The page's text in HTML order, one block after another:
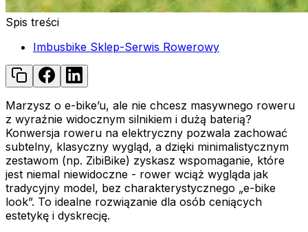
Spis treści
Imbusbike Sklep-Serwis Rowerowy
Marzysz o e-bike’u, ale nie chcesz masywnego roweru
z wyraźnie widocznym silnikiem i dużą baterią?
Konwersja roweru na elektryczny pozwala zachować
subtelny, klasyczny wygląd, a dzięki minimalistycznym
zestawom (np. ZibiBike) zyskasz wspomaganie, które
jest niemal niewidoczne - rower wciąż wygląda jak
tradycyjny model, bez charakterystycznego „e-bike
look”. To idealne rozwiązanie dla osób ceniących
estetykę i dyskrecję.